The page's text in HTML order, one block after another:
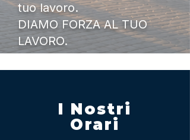
tuo lavoro.
DIAMO FORZA AL TUO
LAVORO.
I Nostri
Orari